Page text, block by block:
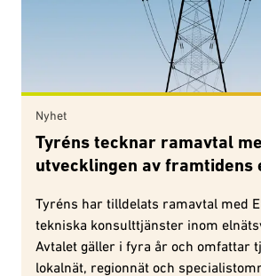
Nyhet
Tyréns tecknar ramavtal
utvecklingen av framtidens
Tyréns har tilldelats ramavtal med
tekniska konsulttjänster inom
Avtalet gäller i fyra år och omfattar
lokalnät, regionnät och